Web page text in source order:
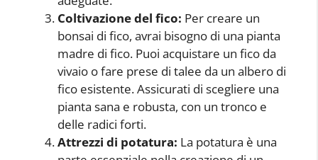
Coltivazione del fico: Per creare un
bonsai di fico, avrai bisogno di una pianta
madre di fico. Puoi acquistare un fico da
vivaio o fare prese di talee da un albero di
fico esistente. Assicurati di scegliere una
pianta sana e robusta, con un tronco e
delle radici forti.
Attrezzi di potatura: La potatura è una